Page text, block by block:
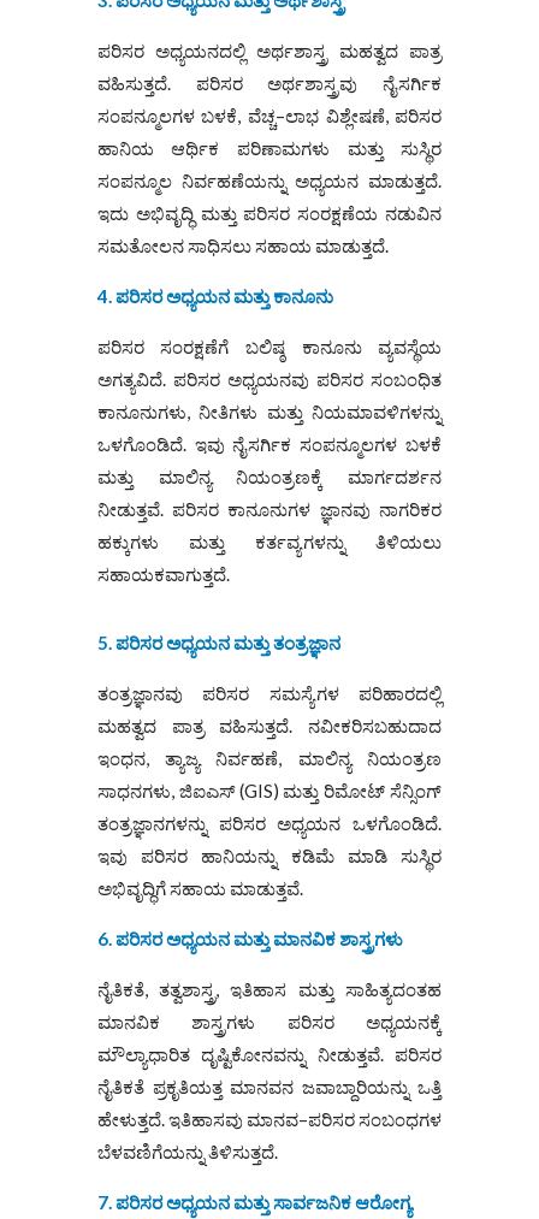
ಪರಿಸರ ಅಧ್ಯಯನದಲ್ಲಿ ಅರ್ಥಶಾಸ್ತ್ರ ಮಹತ್ವದ ಪಾತ್ರ
ವಹಿಸುತ್ತದೆ. ಪರಿಸರ ಅರ್ಥಶಾಸ್ತ್ರವು ನೈಸರ್ಗಿಕ
ಸಂಪನ್ಮೂಲಗಳ ಬಳಕೆ, ವೆಚ್ಚ–ಲಾಭ ವಿಶ್ಲೇಷಣೆ, ಪರಿಸರ
ಹಾನಿಯ ಆರ್ಥಿಕ ಪರಿಣಾಮಗಳು ಮತ್ತು ಸುಸ್ಥಿರ
ಸಂಪನ್ಮೂಲ ನಿರ್ವಹಣೆಯನ್ನು ಅಧ್ಯಯನ ಮಾಡುತ್ತದೆ.
ಇದು ಅಭಿವೃದ್ಧಿ ಮತ್ತು ಪರಿಸರ ಸಂರಕ್ಷಣೆಯ ನಡುವಿನ
ಸಮತೋಲನ ಸಾಧಿಸಲು ಸಹಾಯ ಮಾಡುತ್ತದೆ.
4. ಪರಿಸರ ಅಧ್ಯಯನ ಮತ್ತು ಕಾನೂನು
ಪರಿಸರ ಸಂರಕ್ಷಣೆಗೆ ಬಲಿಷ್ಠ ಕಾನೂನು ವ್ಯವಸ್ಥೆಯ
ಅಗತ್ಯವಿದೆ. ಪರಿಸರ ಅಧ್ಯಯನವು ಪರಿಸರ ಸಂಬಂಧಿತ
ಕಾನೂನುಗಳು, ನೀತಿಗಳು ಮತ್ತು ನಿಯಮಾವಳಿಗಳನ್ನು
ಒಳಗೊಂಡಿದೆ. ಇವು ನೈಸರ್ಗಿಕ ಸಂಪನ್ಮೂಲಗಳ ಬಳಕೆ
ಮತ್ತು ಮಾಲಿನ್ಯ ನಿಯಂತ್ರಣಕ್ಕೆ ಮಾರ್ಗದರ್ಶನ
ನೀಡುತ್ತವೆ. ಪರಿಸರ ಕಾನೂನುಗಳ ಜ್ಞಾನವು ನಾಗರಿಕರ
ಹಕ್ಕುಗಳು ಮತ್ತು ಕರ್ತವ್ಯಗಳನ್ನು ತಿಳಿಯಲು
ಸಹಾಯಕವಾಗುತ್ತದೆ.
5. ಪರಿಸರ ಅಧ್ಯಯನ ಮತ್ತು ತಂತ್ರಜ್ಞಾನ
ತಂತ್ರಜ್ಞಾನವು ಪರಿಸರ ಸಮಸ್ಯೆಗಳ ಪರಿಹಾರದಲ್ಲಿ
ಮಹತ್ವದ ಪಾತ್ರ ವಹಿಸುತ್ತದೆ. ನವೀಕರಿಸಬಹುದಾದ
ಇಂಧನ, ತ್ಯಾಜ್ಯ ನಿರ್ವಹಣೆ, ಮಾಲಿನ್ಯ ನಿಯಂತ್ರಣ
ಸಾಧನಗಳು, ಜಿಐಎಸ್ (GIS) ಮತ್ತು ರಿಮೋಟ್ ಸೆನ್ಸಿಂಗ್
ತಂತ್ರಜ್ಞಾನಗಳನ್ನು ಪರಿಸರ ಅಧ್ಯಯನ ಒಳಗೊಂಡಿದೆ.
ಇವು ಪರಿಸರ ಹಾನಿಯನ್ನು ಕಡಿಮೆ ಮಾಡಿ ಸುಸ್ಥಿರ
ಅಭಿವೃದ್ಧಿಗೆ ಸಹಾಯ ಮಾಡುತ್ತವೆ.
6. ಪರಿಸರ ಅಧ್ಯಯನ ಮತ್ತು ಮಾನವಿಕ ಶಾಸ್ತ್ರಗಳು
ನೈತಿಕತೆ, ತತ್ವಶಾಸ್ತ್ರ, ಇತಿಹಾಸ ಮತ್ತು ಸಾಹಿತ್ಯದಂತಹ
ಮಾನವಿಕ ಶಾಸ್ತ್ರಗಳು ಪರಿಸರ ಅಧ್ಯಯನಕ್ಕೆ
ಮೌಲ್ಯಾಧಾರಿತ ದೃಷ್ಟಿಕೋನವನ್ನು ನೀಡುತ್ತವೆ. ಪರಿಸರ
ನೈತಿಕತೆ ಪ್ರಕೃತಿಯತ್ತ ಮಾನವನ ಜವಾಬ್ದಾರಿಯನ್ನು ಒತ್ತಿ
ಹೇಳುತ್ತದೆ. ಇತಿಹಾಸವು ಮಾನವ–ಪರಿಸರ ಸಂಬಂಧಗಳ
ಬೆಳವಣಿಗೆಯನ್ನು ತಿಳಿಸುತ್ತದೆ.
7. ಪರಿಸರ ಅಧ್ಯಯನ ಮತ್ತು ಸಾರ್ವಜನಿಕ ಆರೋಗ್ಯ